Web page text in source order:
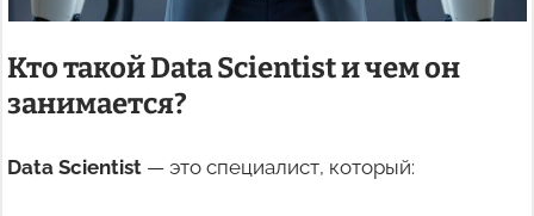
Кто такой Data Scientist и чем он
занимается?
Data Scientist — это специалист, который: